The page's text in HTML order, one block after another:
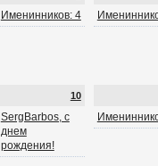
Именинников: 4
10
SergBarbos, с
днем
рождения!